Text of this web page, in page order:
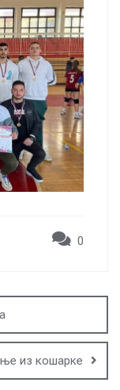
0
из кошарке